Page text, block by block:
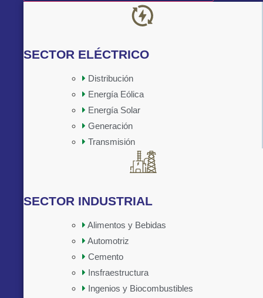
SECTOR ELÉCTRICO
Distribución
Energía Eólica
Energía Solar
Generación
Transmisión
Implementado por:
SECTOR INDUSTRIAL
Alimentos y Bebidas
Automotriz
Cemento
Insfraestructura
Ingenios y Biocombustibles